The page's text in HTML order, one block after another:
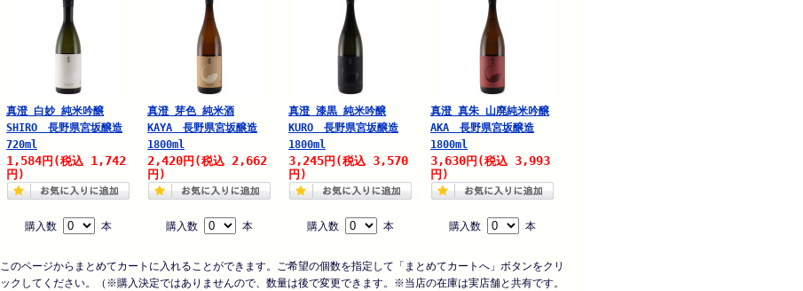
真澄 白妙 純米吟醸
SHIRO 長野県宮坂醸造
720ml
1,584円 (税込 1,742
円)
購入数 本
真澄 芽色 純米酒
KAYA 長野県宮坂醸造
1800ml
2,420円 (税込 2,662
円)
購入数 本
真澄 漆黒 純米吟醸
KURO 長野県宮坂醸造
1800ml
3,245円 (税込 3,570
円)
購入数 本
真澄 真朱 山廃純米吟醸
AKA 長野県宮坂醸造
1800ml
3,630円 (税込 3,993
円)
購入数 本
このページからまとめてカートに入れることができます。ご希望の個数を指定して「まとめてカートへ」ボタンをクリ
ックしてください。（※購入決定ではありませんので、数量は後で変更できます。※当店の在庫は実店舗と共有です。